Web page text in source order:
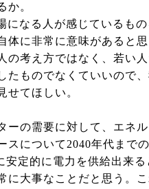
。
なる人が感じているも
非常に意味があると思
考え方ではなく、若い人
ものでなくていいので、
てほしい。
ーの需要に対して、エネ
ついて2040年代までの
定的に電力を供給出来
大事なことだと思う。